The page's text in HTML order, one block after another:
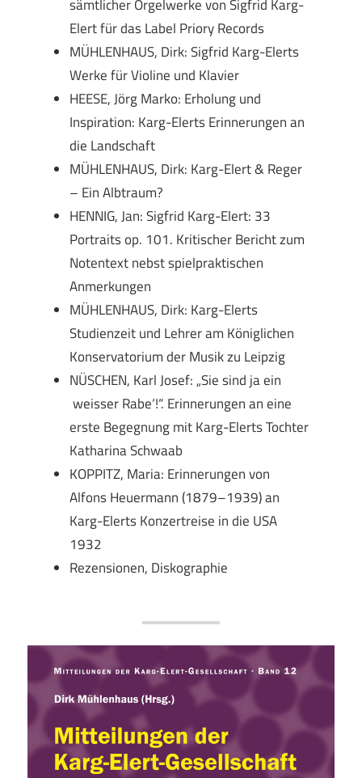
sämtlicher Orgelwerke von Sigfrid Karg-
Elert für das Label Priory Records
MÜHLENHAUS, Dirk: Sigfrid Karg-Elerts
Werke für Violine und Klavier
HEESE, Jörg Marko: Erholung und
Inspiration: Karg-Elerts Erinnerungen an
die Landschaft
MÜHLENHAUS, Dirk: Karg-Elert & Reger
– Ein Albtraum?
HENNIG, Jan: Sigfrid Karg-Elert: 33
Portraits op. 101. Kritischer Bericht zum
Notentext nebst spielpraktischen
Anmerkungen
MÜHLENHAUS, Dirk: Karg-Elerts
Studienzeit und Lehrer am Königlichen
Konservatorium der Musik zu Leipzig
NÜSCHEN, Karl Josef: „Sie sind ja ein
‚weisser Rabe‘!“. Erinnerungen an eine
erste Begegnung mit Karg-Elerts Tochter
Katharina Schwaab
KOPPITZ, Maria: Erinnerungen von
Alfons Heuermann (1879–1939) an
Karg-Elerts Konzertreise in die USA
1932
Rezensionen, Diskographie